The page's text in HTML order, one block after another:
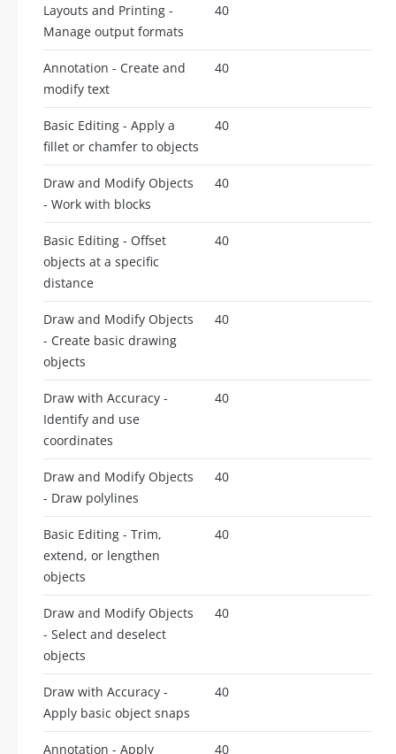
Layouts and Printing -
Manage output formats
40
Annotation - Create and
modify text
40
Basic Editing - Apply a
fillet or chamfer to objects
40
Draw and Modify Objects
- Work with blocks
40
Basic Editing - Offset
objects at a specific
distance
40
Draw and Modify Objects
- Create basic drawing
objects
40
Draw with Accuracy -
Identify and use
coordinates
40
Draw and Modify Objects
- Draw polylines
40
Basic Editing - Trim,
extend, or lengthen
objects
40
Draw and Modify Objects
- Select and deselect
objects
40
Draw with Accuracy -
Apply basic object snaps
40
Annotation - Apply 40